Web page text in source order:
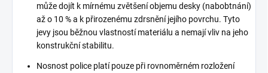
může dojít k mírnému zvětšení objemu desky (nabobtnání)
až o 10 % a k přirozenému zdrsnění jejího povrchu. Tyto
jevy jsou běžnou vlastností materiálu a nemají vliv na jeho
konstrukční stabilitu.
Nosnost police platí pouze při rovnoměrném rozložení